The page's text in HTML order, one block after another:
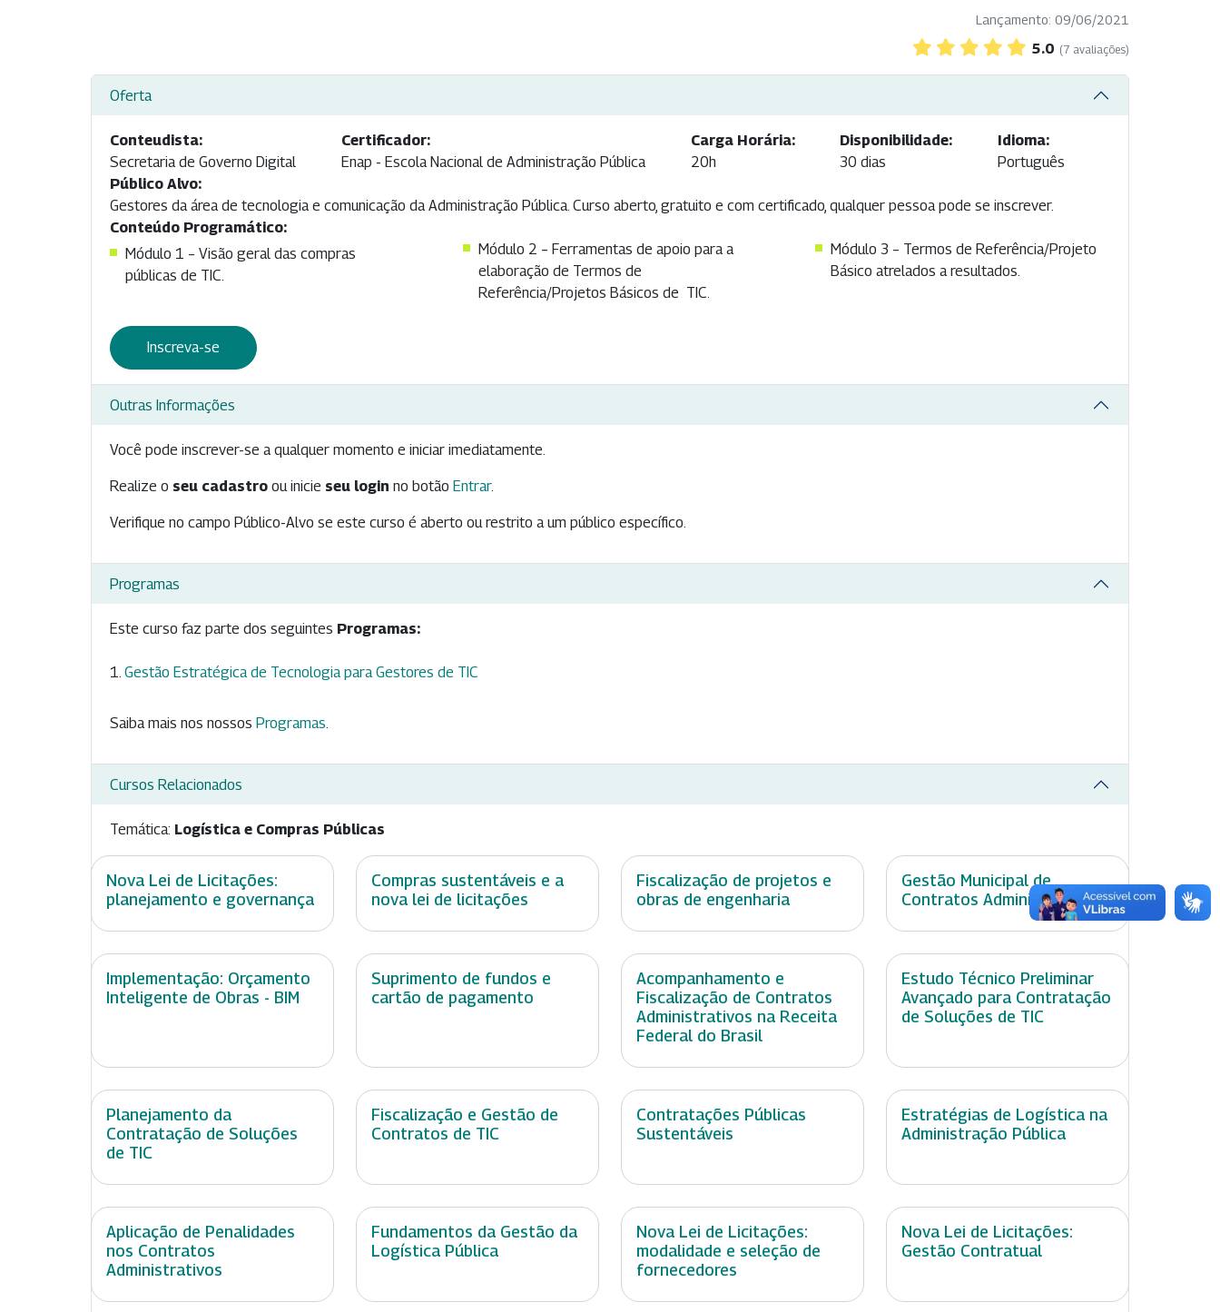
Lançamento: 09/06/2021
5.0 (7 avaliações)
Oferta
Conteudista:
Secretaria de Governo Digital
Certificador:
Enap - Escola Nacional de Administração Pública
Carga Horária:
20h
Disponibilidade:
30 dias
Idioma:
Português
Público Alvo:
Gestores da área de tecnologia e comunicação da Administração Pública. Curso aberto, gratuito e com certificado, qualquer pessoa pode se inscrever.
Conteúdo Programático:
Módulo 1 – Visão geral das compras
públicas de TIC.
Módulo 2 – Ferramentas de apoio para a
elaboração de Termos de
Referência/Projetos Básicos de TIC.
Módulo 3 – Termos de Referência/Projeto
Básico atrelados a resultados.
Inscreva-se
Outras Informações
Você pode inscrever-se a qualquer momento e iniciar imediatamente.
Realize o seu cadastro ou inicie seu login no botão Entrar.
Verifique no campo Público-Alvo se este curso é aberto ou restrito a um público específico.
Programas
Este curso faz parte dos seguintes Programas:
Gestão Estratégica de Tecnologia para Gestores de TIC
Saiba mais nos nossos Programas.
Cursos Relacionados
Temática: Logística e Compras Públicas
Nova Lei de Licitações:
planejamento e governança
Compras sustentáveis e a
nova lei de licitações
Fiscalização de projetos e
obras de engenharia
Gestão Municipal de
Contratos Administrativos
Implementação: Orçamento
Inteligente de Obras - BIM
Suprimento de fundos e
cartão de pagamento
Acompanhamento e
Fiscalização de Contratos
Administrativos na Receita
Federal do Brasil
Estudo Técnico Preliminar
Avançado para Contratação
de Soluções de TIC
Planejamento da
Contratação de Soluções
de TIC
Fiscalização e Gestão de
Contratos de TIC
Contratações Públicas
Sustentáveis
Estratégias de Logística na
Administração Pública
Aplicação de Penalidades
nos Contratos
Administrativos
Fundamentos da Gestão da
Logística Pública
Nova Lei de Licitações:
modalidade e seleção de
fornecedores
Nova Lei de Licitações:
Gestão Contratual